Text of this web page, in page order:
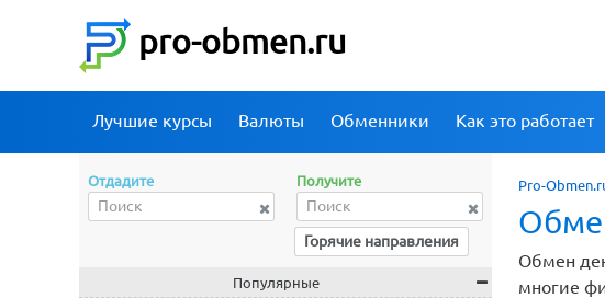
pro-obmen.ru
Лучшие курсы Валюты Обменники Как это работает
Pro-
Обмен
многие
Отдадите Получите
Горячие направления
Популярные